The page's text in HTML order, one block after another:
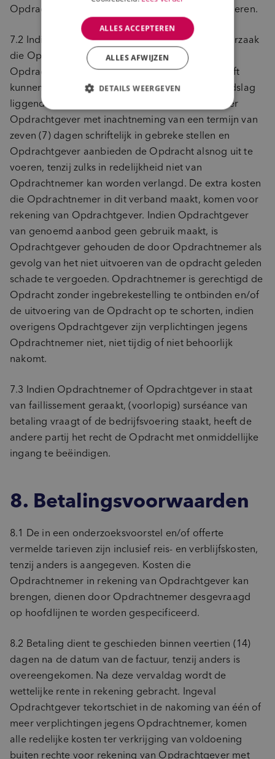
Opdrachtgever gerechtigd de Opdracht te annuleren.
7.2 Indien Opdrachtnemer als gevolg van een oorzaak
die Opdrachtgever kan worden toegerekend, de
Opdracht niet heeft kunnen uitvoeren of niet heeft
kunnen uitvoeren conform het daaraan ten grondslag
liggende onderzoeksvoorstel, zal Opdrachtnemer
Opdrachtgever met inachtneming van een termijn van
zeven (7) dagen schriftelijk in gebreke stellen en
Opdrachtgever aanbieden de Opdracht alsnog uit te
voeren, tenzij zulks in redelijkheid niet van
Opdrachtnemer kan worden verlangd. De extra kosten
die Opdrachtnemer in dit verband maakt, komen voor
rekening van Opdrachtgever. Indien Opdrachtgever
van genoemd aanbod geen gebruik maakt, is
Opdrachtgever gehouden de door Opdrachtnemer als
gevolg van het niet uitvoeren van de opdracht geleden
schade te vergoeden. Opdrachtnemer is gerechtigd de
Opdracht zonder ingebrekestelling te ontbinden en/of
de uitvoering van de Opdracht op te schorten, indien
overigens Opdrachtgever zijn verplichtingen jegens
Opdrachtnemer niet, niet tijdig of niet behoorlijk
nakomt.
7.3 Indien Opdrachtnemer of Opdrachtgever in staat
van faillissement geraakt, (voorlopig) surséance van
betaling vraagt of de bedrijfsvoering staakt, heeft de
andere partij het recht de Opdracht met onmiddellijke
ingang te beëindigen.
8. Betalingsvoorwaarden
8.1 De in een onderzoeksvoorstel en/of offerte
vermelde tarieven zijn inclusief reis- en verblijfskosten,
tenzij anders is aangegeven. Kosten die
Opdrachtnemer in rekening van Opdrachtgever kan
brengen, dienen door Opdrachtnemer desgevraagd
op hoofdlijnen te worden gespecificeerd.
8.2 Betaling dient te geschieden binnen veertien (14)
dagen na de datum van de factuur, tenzij anders is
overeengekomen. Na deze vervaldag wordt de
wettelijke rente in rekening gebracht. Ingeval
Opdrachtgever tekortschiet in de nakoming van één of
meer verplichtingen jegens Opdrachtnemer, komen
alle redelijke kosten ter verkrijging van voldoening
buiten rechte voor rekening van Opdrachtgever met
ALLES ACCEPTEREN
ALLES AFWIJZEN
DETAILS WEERGEVEN